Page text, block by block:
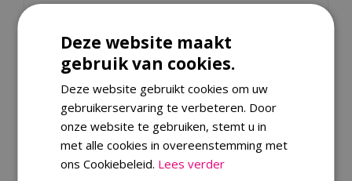
Flexibel, lichtgewicht en ademend
Afmeting: 330 x 255 x 70 cm
Materiaal: Ripstop polyester met ademend
AeroCover membraan
Specificaties
Deze website maakt
gebruik van cookies.
Deze website gebruikt cookies om uw
gebruikerservaring te verbeteren. Door
onze website te gebruiken, stemt u in
met alle cookies in overeenstemming met
ons Cookiebeleid. Lees verder